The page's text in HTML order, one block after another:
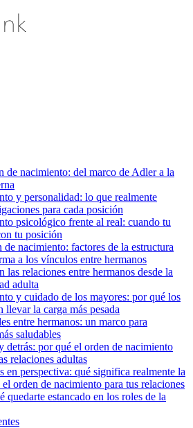
de nacimiento: del marco de Adler a la
y personalidad: lo que realmente
para cada posición
psicológico frente al real: cuando tu
tu posición
nacimiento: factores de la estructura
a los vínculos entre hermanos
las relaciones entre hermanos desde la
adulta
y cuidado de los mayores: por qué los
llevar la carga más pesada
entre hermanos: un marco para
saludables
detrás: por qué el orden de nacimiento
relaciones adultas
en perspectiva: qué significa realmente la
orden de nacimiento para tus relaciones
quedarte estancado en los roles de la